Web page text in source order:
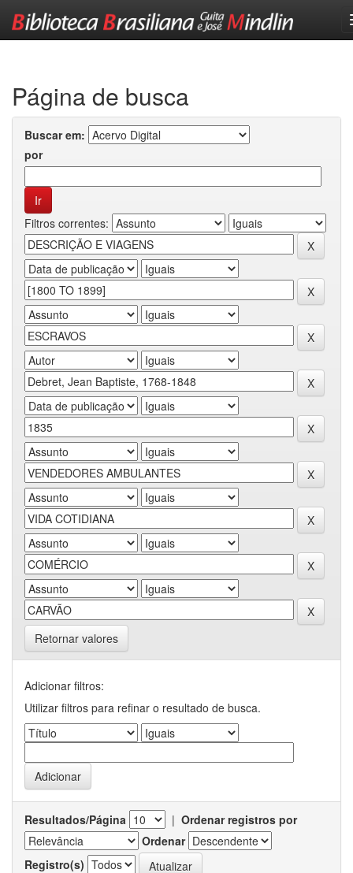
Página de busca
Buscar em:
por
Filtros correntes:
Retornar valores
Adicionar filtros:
Utilizar filtros para refinar o resultado de busca.
Resultados/Página | Ordenar registros por
Ordenar
Registro(s)